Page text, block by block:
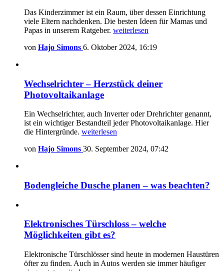
Das Kinderzimmer ist ein Raum, über dessen Einrichtung
viele Eltern nachdenken. Die besten Ideen für Mamas und
Papas in unserem Ratgeber. weiterlesen
von Hajo Simons 6. Oktober 2024, 16:19
Wechselrichter – Herzstück deiner
Photovoltaikanlage
Ein Wechselrichter, auch Inverter oder Drehrichter genannt,
ist ein wichtiger Bestandteil jeder Photovoltaikanlage. Hier
die Hintergründe. weiterlesen
von Hajo Simons 30. September 2024, 07:42
Bodengleiche Dusche planen – was beachten?
Elektronisches Türschloss – welche
Möglichkeiten gibt es?
Elektronische Türschlösser sind heute in modernen Haustüren
öfter zu finden. Auch in Autos werden sie immer häufiger